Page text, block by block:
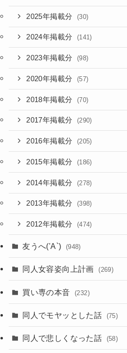
2025年掲載分 (30)
2024年掲載分 (141)
2023年掲載分 (98)
2020年掲載分 (57)
2018年掲載分 (70)
2017年掲載分 (290)
2016年掲載分 (205)
2015年掲載分 (186)
2014年掲載分 (278)
2013年掲載分 (398)
2012年掲載分 (474)
友うへ('A`) (948)
同人女容姿向上計画 (269)
買い専の本音 (232)
同人でモヤッとした話 (75)
同人で悲しくなった話 (58)